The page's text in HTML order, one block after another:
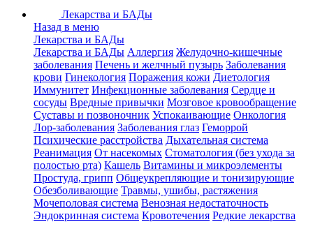
Лекарства и БАДы
Назад в меню
Лекарства и БАДы
Лекарства и БАДы Аллергия Желудочно-кишечные
заболевания Печень и желчный пузырь Заболевания
крови Гинекология Поражения кожи Диетология
Иммунитет Инфекционные заболевания Сердце и
сосуды Вредные привычки Мозговое кровообращение
Суставы и позвоночник Успокаивающие Онкология
Лор-заболевания Заболевания глаз Геморрой
Психические расстройства Дыхательная система
Реанимация От насекомых Стоматология (без ухода за
полостью рта) Кашель Витамины и микроэлементы
Простуда, грипп Общеукрепляющие и тонизирующие
Обезболивающие Травмы, ушибы, растяжения
Мочеполовая система Венозная недостаточность
Эндокринная система Кровотечения Редкие лекарства